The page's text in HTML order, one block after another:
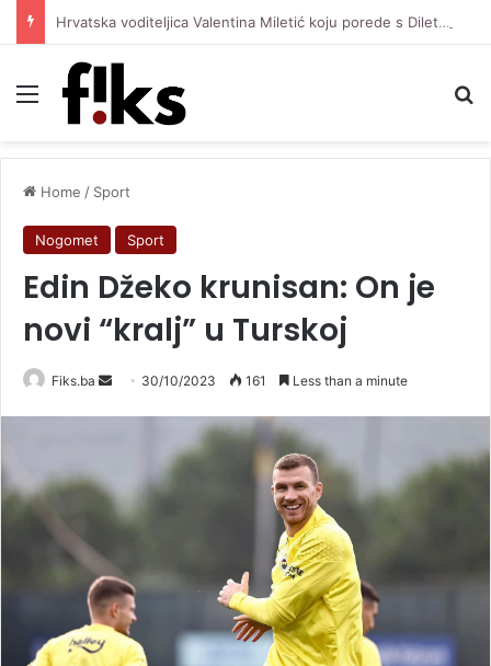
Hrvatska voditeljica Valentina Miletić koju porede s Dilettom Leotom oduševila pozirajući u bikiniju
Menu
Home / Sport
Nogomet Sport
Edin Džeko krunisan: On je
novi “kralj” u Turskoj
Fiks.ba
Send 30/10/2023 161 Less than a minute